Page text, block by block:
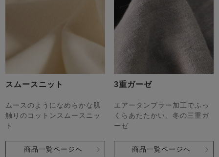
スムースニット
ムースのようになめらかな肌
触りのコットンスムースニッ
ト
商品一覧ページへ
3重ガーゼ
エアータンブラー加工でふっ
くらあたたかい、冬の三重ガ
ーゼ
商品一覧ページへ